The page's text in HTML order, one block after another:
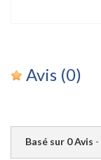
Avis (0)
Basé sur 0Avis -